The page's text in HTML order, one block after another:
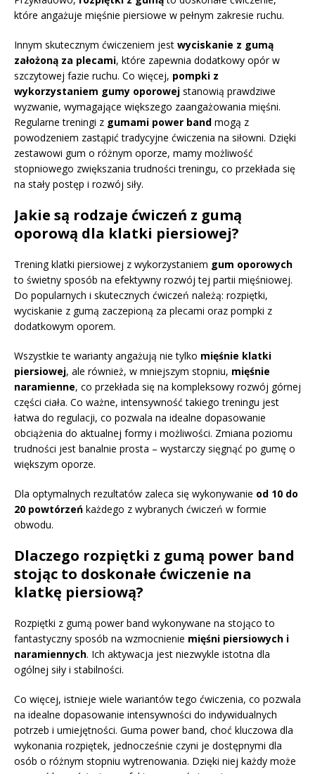
które angażuje mięśnie piersiowe w pełnym zakresie ruchu.
Innym skutecznym ćwiczeniem jest wyciskanie z gumą
założoną za plecami, które zapewnia dodatkowy opór w
szczytowej fazie ruchu. Co więcej, pompki z
wykorzystaniem gumy oporowej stanowią prawdziwe
wyzwanie, wymagające większego zaangażowania mięśni.
Regularne treningi z gumami power band mogą z
powodzeniem zastąpić tradycyjne ćwiczenia na siłowni. Dzięki
zestawowi gum o różnym oporze, mamy możliwość
stopniowego zwiększania trudności treningu, co przekłada się
na stały postęp i rozwój siły.
Jakie są rodzaje ćwiczeń z gumą
oporową dla klatki piersiowej?
Trening klatki piersiowej z wykorzystaniem gum oporowych
to świetny sposób na efektywny rozwój tej partii mięśniowej.
Do popularnych i skutecznych ćwiczeń należą: rozpiętki,
wyciskanie z gumą zaczepioną za plecami oraz pompki z
dodatkowym oporem.
Wszystkie te warianty angażują nie tylko mięśnie klatki
piersiowej, ale również, w mniejszym stopniu, mięśnie
naramienne, co przekłada się na kompleksowy rozwój górnej
części ciała. Co ważne, intensywność takiego treningu jest
łatwa do regulacji, co pozwala na idealne dopasowanie
obciążenia do aktualnej formy i możliwości. Zmiana poziomu
trudności jest banalnie prosta – wystarczy sięgnąć po gumę o
większym oporze.
Dla optymalnych rezultatów zaleca się wykonywanie od 10 do
20 powtórzeń każdego z wybranych ćwiczeń w formie
obwodu.
Dlaczego rozpiętki z gumą power band
stojąc to doskonałe ćwiczenie na
klatkę piersiową?
Rozpiętki z gumą power band wykonywane na stojąco to
fantastyczny sposób na wzmocnienie mięśni piersiowych i
naramiennych. Ich aktywacja jest niezwykle istotna dla
ogólnej siły i stabilności.
Co więcej, istnieje wiele wariantów tego ćwiczenia, co pozwala
na idealne dopasowanie intensywności do indywidualnych
potrzeb i umiejętności. Guma power band, choć kluczowa dla
wykonania rozpiętek, jednocześnie czyni je dostępnymi dla
osób o różnym stopniu wytrenowania. Dzięki niej każdy może